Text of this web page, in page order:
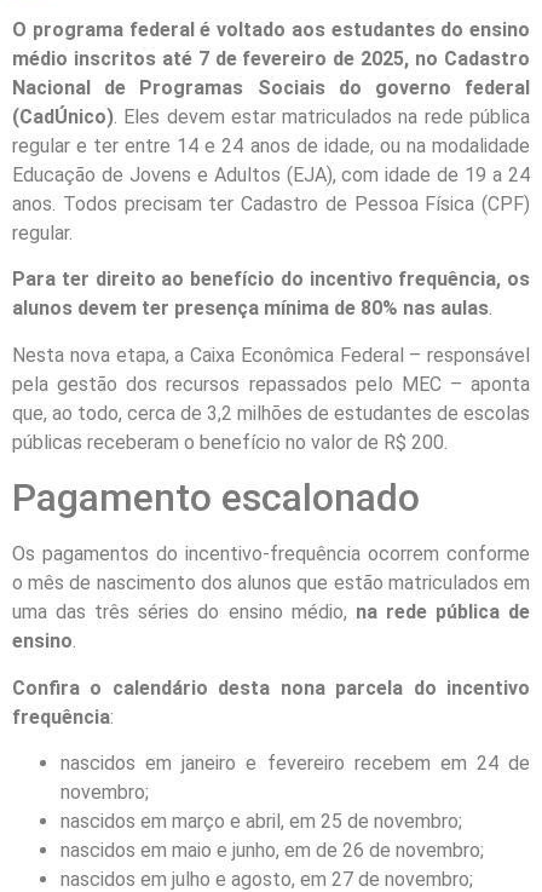
O programa federal é voltado aos estudantes do ensino
médio inscritos até 7 de fevereiro de 2025, no Cadastro
Nacional de Programas Sociais do governo federal
(CadÚnico). Eles devem estar matriculados na rede pública
regular e ter entre 14 e 24 anos de idade, ou na modalidade
Educação de Jovens e Adultos (EJA), com idade de 19 a 24
anos. Todos precisam ter Cadastro de Pessoa Física (CPF)
regular.
Para ter direito ao benefício do incentivo frequência, os
alunos devem ter presença mínima de 80% nas aulas.
Nesta nova etapa, a Caixa Econômica Federal – responsável
pela gestão dos recursos repassados pelo MEC – aponta
que, ao todo, cerca de 3,2 milhões de estudantes de escolas
públicas receberam o benefício no valor de R$ 200.
Pagamento escalonado
Os pagamentos do incentivo-frequência ocorrem conforme
o mês de nascimento dos alunos que estão matriculados em
uma das três séries do ensino médio, na rede pública de
ensino.
Confira o calendário desta nona parcela do incentivo
frequência:
nascidos em janeiro e fevereiro recebem em 24 de
novembro;
nascidos em março e abril, em 25 de novembro;
nascidos em maio e junho, em de 26 de novembro;
nascidos em julho e agosto, em 27 de novembro;